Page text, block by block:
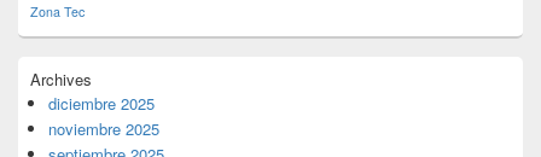
Zona Tec
Archives
diciembre 2025
noviembre 2025